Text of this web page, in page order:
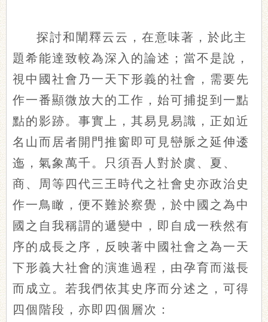
探討和闡釋云云，在意味著，於此主
題希能達致較為深入的論述；當不是說，
視中國社會乃一天下形義的社會，需要先
作一番顯微放大的工作，始可捕捉到一點
點的影跡。事實上，其易見易識，正如近
名山而居者開門推窗即可見巒脈之延伸逶
迤，氣象萬千。只須吾人對於虞、夏、
商、周等四代三王時代之社會史亦政治史
作一鳥瞰，便不難於察覺，於中國之為中
國之自我稱謂的遞變中，即自成一秩然有
序的成長之序，反映著中國社會之為一天
下形義大社會的演進過程，由孕育而滋長
而成立。若我們依其史序而分述之，可得
四個階段，亦即四個層次：